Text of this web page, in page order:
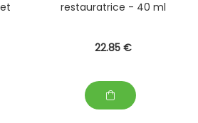
restauratrice - 40 ml
22.85 €